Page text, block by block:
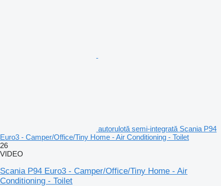
autorulotă semi-integrată Scania P94
Euro3 - Camper/Office/Tiny Home - Air Conditioning - Toilet
26
VIDEO
Scania P94 Euro3 - Camper/Office/Tiny Home - Air
Conditioning - Toilet